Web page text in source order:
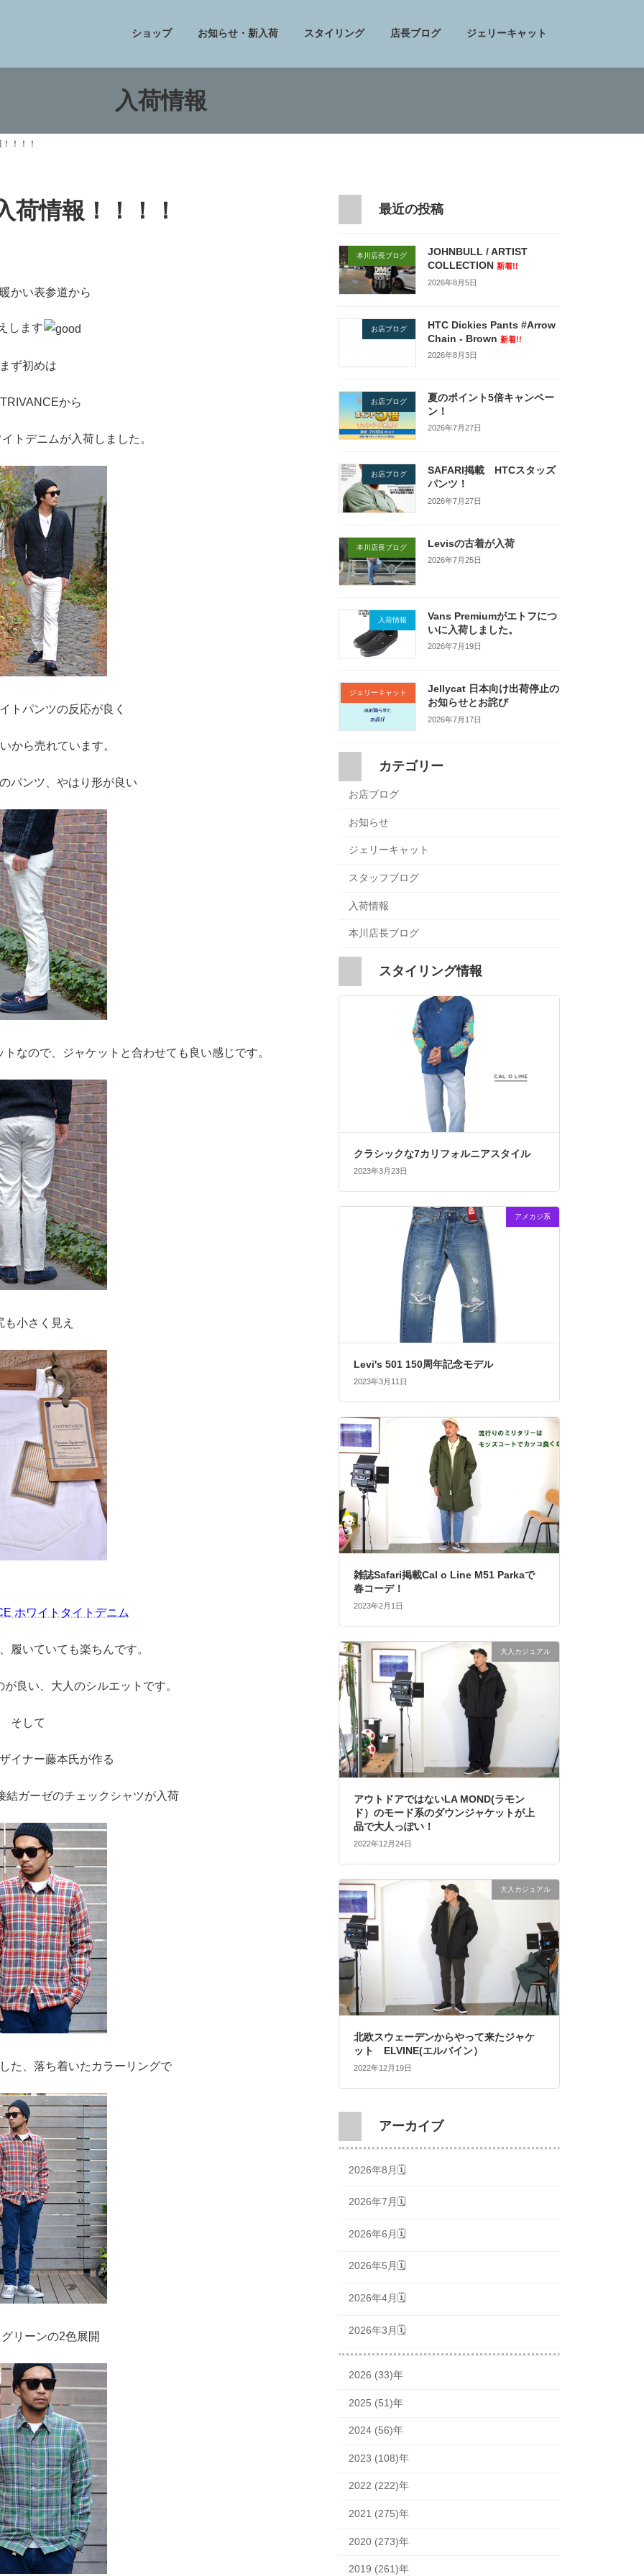
ショップ お知らせ・新入荷 スタイリング 店長ブログ ジェリーキャット
入荷情報
！！！
荷情報！！！！
かい表参道から
します
ず初めは
から
トデニムが入荷しました。
トパンツの反応が良く
から売れています。
パンツ、やはり形が良い
なので、ジャケットと合わせても良い感じです。
も小さく見え
ホワイトタイトデニム
履いていても楽ちんです。
良い、大人のシルエットです。
そして
イナー藤本氏が作る
結ガーゼのチェックシャツが入荷
た、落ち着いたカラーリングで
リーンの2色展開
最近の投稿
本川店長ブログ
JOHNBULL / ARTIST
COLLECTION 新着!!
2026年8月5日
お店ブログ
HTC Dickies Pants #Arrow
Chain - Brown 新着!!
2026年8月3日
お店ブログ
夏のポイント5倍キャンペー
ン！
2026年7月27日
お店ブログ
SAFARI掲載 HTCスタッズ
パンツ！
2026年7月27日
本川店長ブログ Levisの古着が入荷
2026年7月25日
入荷情報
Vans Premiumがエトフにつ
いに入荷しました。
2026年7月19日
ジェリーキャット
Jellycat 日本向け出荷停止の
お知らせとお詫び
2026年7月17日
カテゴリー
お店ブログ
お知らせ
ジェリーキャット
スタッフブログ
入荷情報
本川店長ブログ
スタイリング情報
クラシックな7カリフォルニアスタイル
2023年3月23日
アメカジ系
Levi's 501 150周年記念モデル
2023年3月11日
雑誌Safari掲載Cal o Line M51 Parkaで
春コーデ！
2023年2月1日
大人カジュアル
アウトドアではないLA MOND(ラモン
ド）のモード系のダウンジャケットが上
品で大人っぽい！
2022年12月24日
大人カジュアル
北欧スウェーデンからやって来たジャケ
ット ELVINE(エルバイン）
2022年12月19日
アーカイブ
2026年8月🗓
2026年7月🗓
2026年6月🗓
2026年5月🗓
2026年4月🗓
2026年3月🗓
2026 (33)年
2025 (51)年
2024 (56)年
2023 (108)年
2022 (222)年
2021 (275)年
2020 (273)年
2019 (261)年